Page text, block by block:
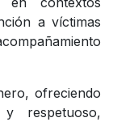
a víctimas
ofreciendo
respetuoso,